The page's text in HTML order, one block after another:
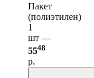
Пакет
(полиэтилен)
1
шт —
5548
р.